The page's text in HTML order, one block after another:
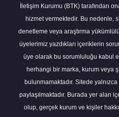
İletişim Kurumu (BTK) tarafından
hizmet vermektedir. Bu nedenle,
denetleme veya araştırma
üyelerimiz yazdıkları içeriklerin
üye olarak bu sorumluluğu kabul
herhangi bir marka, kurum veya
bulunmamaktadır. Sitede
paylaşılmaktadır. Burada yer alan
olup, gerçek kurum ve kişiler